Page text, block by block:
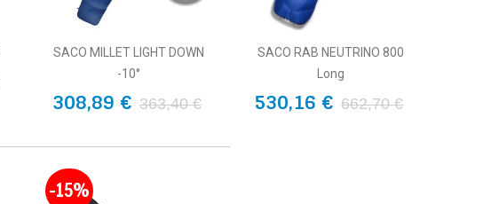
SACO MILLET LIGHT DOWN
-10°
308,89 € 363,40 €
SACO RAB NEUTRINO 800
Long
530,16 € 662,70 €
-15%